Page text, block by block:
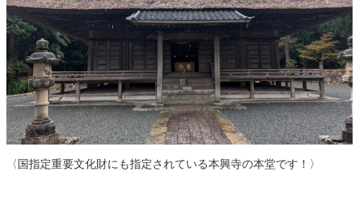
〈国指定重要文化財にも指定されている本興寺の本堂です！〉